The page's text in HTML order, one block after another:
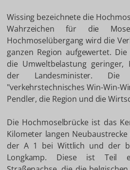
Wissing bezeichnete die
Wahrzeichen für die
Hochmoselübergang wird die
ganzen Region aufgewertet.
die Umweltbelastung geringer,
der Landesminister.
"verkehrstechnisches Win-Win-
Pendler, die Region und die
Die Hochmoselbrücke ist das
Kilometer langen
der A 1 bei Wittlich und der
Longkamp. Diese ist Teil